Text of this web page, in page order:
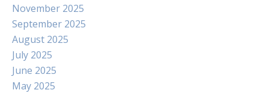
November 2025
September 2025
August 2025
July 2025
June 2025
May 2025